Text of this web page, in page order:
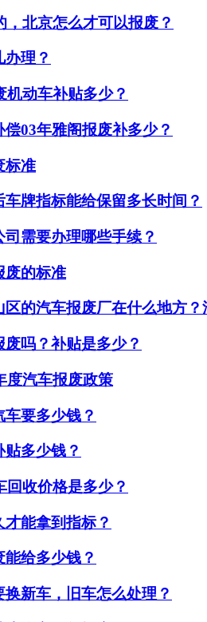
北京怎么才可以报废？
理？
机动车补贴多少？
03年雅阁报废补多少？
标准
牌指标能给保留多长时间？
需要办理哪些手续？
废的标准
的汽车报废厂在什么地方？
吗？补贴是多少？
度汽车报废政策
要多少钱？
多少钱？
回收价格是多少？
能拿到指标？
给多少钱？
新车，旧车怎么处理？